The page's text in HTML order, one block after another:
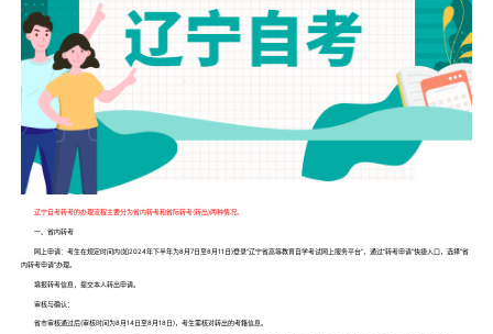
辽宁自考转考的办理流程主要分为省内转考和省际转考(转出)两种情况。
一、省内转考
网上申请：考生在规定时间内(如2024年下半年为8月7日至8月11日)登录“辽宁省高等教育自学考试网上服务平台”，通过“转考申请”快捷入口，选择“省
内转考申请”办理。
填报转考信息，提交本人转出申请。
审核与确认：
省市审核通过后(审核时间为8月14日至8月18日)，考生需核对转出的考籍信息。